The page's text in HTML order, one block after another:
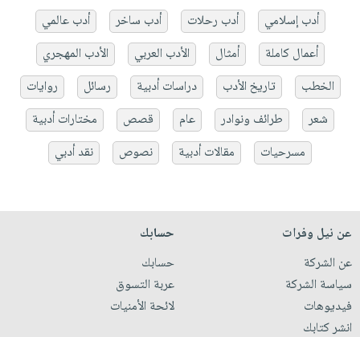
أدب إسلامي أدب رحلات أدب ساخر
أدب عالمي
أعمال كاملة
أمثال الأدب العربي
الأدب المهجري
الخطب
تاريخ الأدب دراسات أدبية رسائل
روايات
شعر
طرائف ونوادر عام قصص
مختارات أدبية
مسرحيات
مقالات أدبية نصوص نقد أدبي
عن نيل وفرات
عن الشركة
سياسة الشركة
فيديوهات
انشر كتابك
حسابك
حسابك
عربة التسوق
لائحة الأمنيات